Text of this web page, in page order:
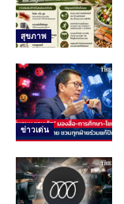
สุขภาพ
ข่าวเด่น